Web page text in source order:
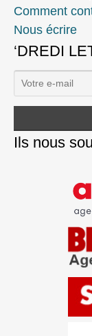
Comment
Nous écrire
‘DREDI
Ils nous